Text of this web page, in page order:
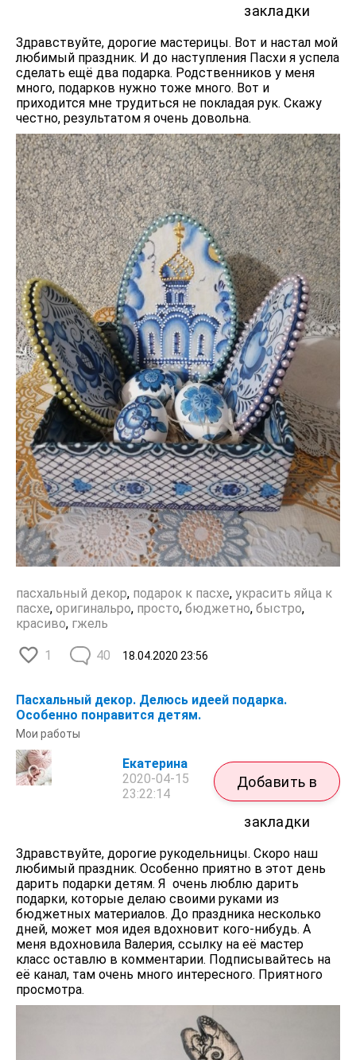
закладки
Здравствуйте, дорогие мастерицы. Вот и настал мой
любимый праздник. И до наступления Пасхи я успела
сделать ещё два подарка. Родственников у меня
много, подарков нужно тоже много. Вот и
приходится мне трудиться не покладая рук. Скажу
честно, результатом я очень довольна.
пасхальный декор, подарок к пасхе, украсить яйца к
пасхе, оригинальро, просто, бюджетно, быстро,
красиво, гжель
1 18.04.2020 23:56
40
Пасхальный декор. Делюсь идеей подарка.
Особенно понравится детям.
Мои работы
Екатерина
2020-04-15
23:22:14
Добавить в
закладки
Здравствуйте, дорогие рукодельницы. Скоро наш
любимый праздник. Особенно приятно в этот день
дарить подарки детям. Я очень люблю дарить
подарки, которые делаю своими руками из
бюджетных материалов. До праздника несколько
дней, может моя идея вдохновит кого-нибудь. А
меня вдохновила Валерия, ссылку на её мастер
класс оставлю в комментарии. Подписывайтесь на
её канал, там очень много интересного. Приятного
просмотра.